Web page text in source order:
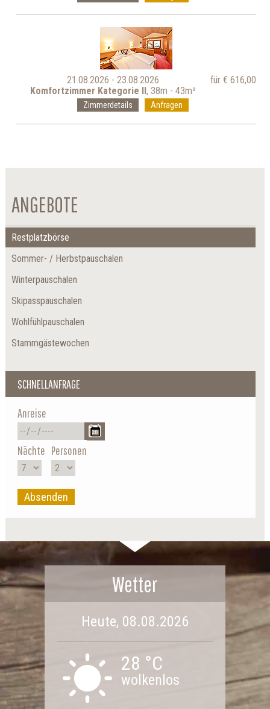
21.08.2026 - 23.08.2026
für € 616,00
Komfortzimmer Kategorie II, 38m - 43m²
Zimmerdetails Anfragen
ANGEBOTE
Restplatzbörse
Sommer- / Herbstpauschalen
Winterpauschalen
Skipasspauschalen
Wohlfühlpauschalen
Stammgästewochen
SCHNELLANFRAGE
Anreise
Nächte Personen
Absenden
Wetter
Heute, 08.08.2026
28 °C
wolkenlos